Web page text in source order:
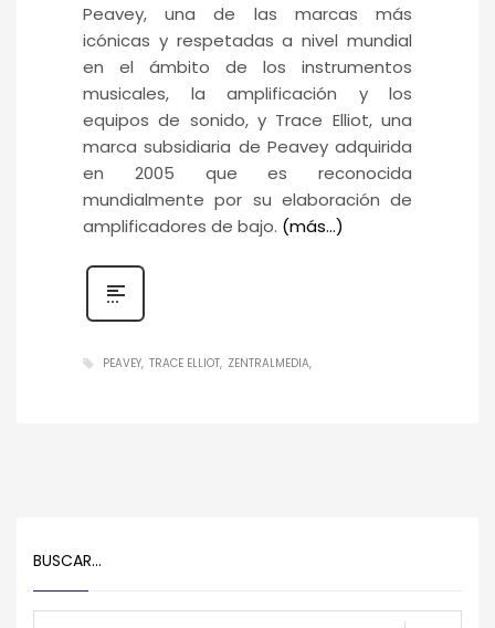
Peavey, una de las marcas más
icónicas y respetadas a nivel mundial
en el ámbito de los instrumentos
musicales, la amplificación y los
equipos de sonido, y Trace Elliot, una
marca subsidiaria de Peavey adquirida
en 2005 que es reconocida
mundialmente por su elaboración de
amplificadores de bajo. (más…)
PEAVEY TRACE ELLIOT ZENTRALMEDIA
BUSCAR…